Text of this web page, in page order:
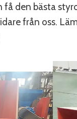
få den bästa
från oss.